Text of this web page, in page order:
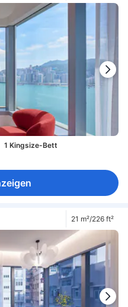
1 Kingsize-Bett
21 m²/226 ft²